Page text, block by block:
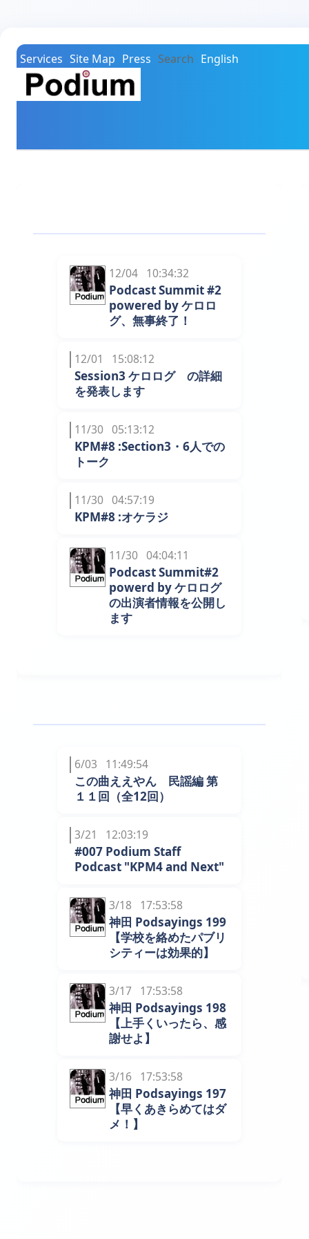
Services Site Map Press Search English
12/04 10:34:32
Podcast Summit #2
powered by ケロロ
グ、無事終了！
12/01 15:08:12
Session3 ケロログ の詳細
を発表します
11/30 05:13:12
KPM#8 :Section3・6人での
トーク
11/30 04:57:19
KPM#8 :オケラジ
11/30 04:04:11
Podcast Summit#2
powerd by ケロログ
の出演者情報を公開し
ます
6/03 11:49:54
この曲ええやん 民謡編 第
１１回（全12回）
3/21 12:03:19
#007 Podium Staff
Podcast "KPM4 and Next"
3/18 17:53:58
神田 Podsayings 199
【学校を絡めたパブリ
シティーは効果的】
3/17 17:53:58
神田 Podsayings 198
【上手くいったら、感
謝せよ】
3/16 17:53:58
神田 Podsayings 197
【早くあきらめてはダ
メ！】